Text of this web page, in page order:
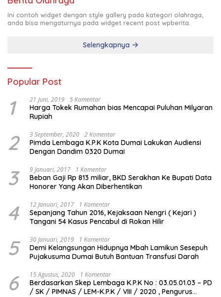
Ini contoh widget dengan style gallery pada kategori olahraga,
anda bisa mengaturnya pada widget recent post wpberita.
Selengkapnya
Popular Post
1 21 Juni, 2019 5 Komentar
Harga Tokek Rumahan bias Mencapai Puluhan Milyaran
Rupiah
2 3 September, 2020 2 Komentar
Pimda Lembaga K.P.K Kota Dumai Lakukan Audiensi
Dengan Dandim 0320 Dumai
3 9 Januari, 2017 1 Komentar
Beban Gaji Rp 813 miliar, BKD Serakhan Ke Bupati Data
Honorer Yang Akan Diberhentikan
4 12 Januari, 2017 1 Komentar
Sepanjang Tahun 2016, Kejaksaan Nengri ( Kejari )
Tangani 54 Kasus Pencabul di Rokan Hilir
5 30 Januari, 2019 1 Komentar
Demi Kelangsungan Hidupnya Mbah Lamikun Sesepuh
Pujakusuma Dumai Butuh Bantuan Transfusi Darah
6 15 Agustus, 2020 1 Komentar
Berdasarkan Skep Lembaga K.P.K No : 03.05.01.03 – PD
/ SK / PIMNAS / LEM-K.P.K / VIII / 2020 , Pengurus